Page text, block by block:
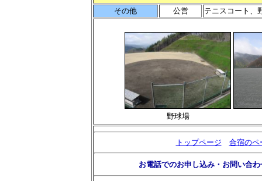
その他 公営 テニスコート、
野球場
トップページ 合宿のペ
お電話でのお申し込み・お問い合わ